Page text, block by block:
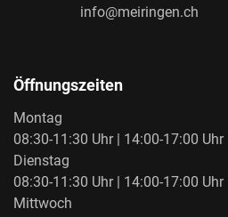
info@meiringen.ch
Öffnungszeiten
Montag
08:30-11:30 Uhr | 14:00-17:00 Uhr
Dienstag
08:30-11:30 Uhr | 14:00-17:00 Uhr
Mittwoch